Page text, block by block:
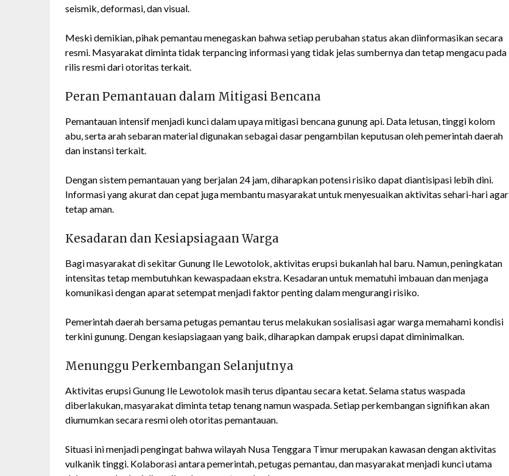
seismik, deformasi, dan visual.
Meski demikian, pihak pemantau menegaskan bahwa setiap perubahan status akan diinformasikan secara
resmi. Masyarakat diminta tidak terpancing informasi yang tidak jelas sumbernya dan tetap mengacu pada
rilis resmi dari otoritas terkait.
Peran Pemantauan dalam Mitigasi Bencana
Pemantauan intensif menjadi kunci dalam upaya mitigasi bencana gunung api. Data letusan, tinggi kolom
abu, serta arah sebaran material digunakan sebagai dasar pengambilan keputusan oleh pemerintah daerah
dan instansi terkait.
Dengan sistem pemantauan yang berjalan 24 jam, diharapkan potensi risiko dapat diantisipasi lebih dini.
Informasi yang akurat dan cepat juga membantu masyarakat untuk menyesuaikan aktivitas sehari-hari agar
tetap aman.
Kesadaran dan Kesiapsiagaan Warga
Bagi masyarakat di sekitar Gunung Ile Lewotolok, aktivitas erupsi bukanlah hal baru. Namun, peningkatan
intensitas tetap membutuhkan kewaspadaan ekstra. Kesadaran untuk mematuhi imbauan dan menjaga
komunikasi dengan aparat setempat menjadi faktor penting dalam mengurangi risiko.
Pemerintah daerah bersama petugas pemantau terus melakukan sosialisasi agar warga memahami kondisi
terkini gunung. Dengan kesiapsiagaan yang baik, diharapkan dampak erupsi dapat diminimalkan.
Menunggu Perkembangan Selanjutnya
Aktivitas erupsi Gunung Ile Lewotolok masih terus dipantau secara ketat. Selama status waspada
diberlakukan, masyarakat diminta tetap tenang namun waspada. Setiap perkembangan signifikan akan
diumumkan secara resmi oleh otoritas pemantauan.
Situasi ini menjadi pengingat bahwa wilayah Nusa Tenggara Timur merupakan kawasan dengan aktivitas
vulkanik tinggi. Kolaborasi antara pemerintah, petugas pemantau, dan masyarakat menjadi kunci utama